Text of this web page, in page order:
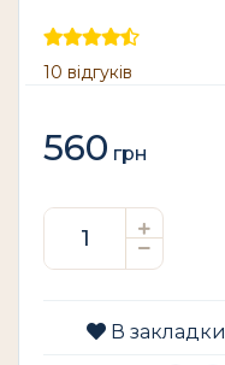
10 відгуків
560 грн
В закладки